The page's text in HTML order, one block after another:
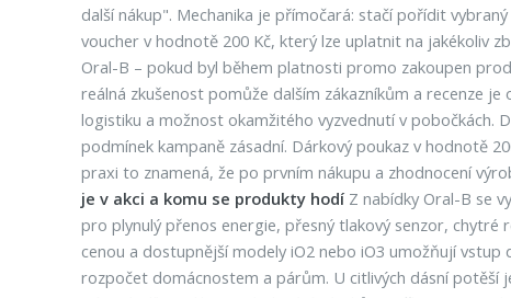
další nákup". Mechanika je přímočará: stačí pořídit
voucher v hodnotě 200 Kč, který lze uplatnit na jakékoliv
Oral-B – pokud byl během platnosti promo zakoupen
reálná zkušenost pomůže dalším zákazníkům a recenze
logistiku a možnost okamžitého vyzvednutí v pobočkách.
podmínek kampaně zásadní. Dárkový poukaz v hodnotě
praxi to znamená, že po prvním nákupu a zhodnocení
je v akci a komu se produkty hodíZ nabídky Oral-B se
pro plynulý přenos energie, přesný tlakový senzor, chytré
cenou a dostupnější modely iO2 nebo iO3 umožňují
rozpočet domácnostem a párům. U citlivých dásní